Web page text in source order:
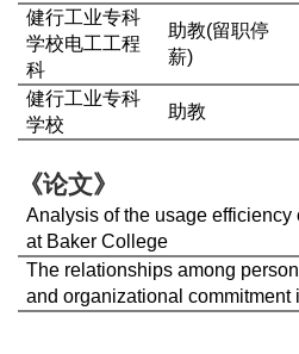
健行工业专科
学校电工工程
科
助教(留职停
薪)
健行工业专科
学校
助教
《论文》
Analysis of the usage
at Baker College
The relationships among
and organizational commitment